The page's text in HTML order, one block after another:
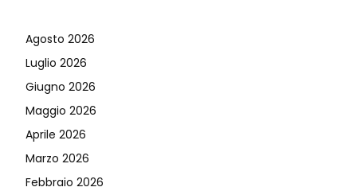
Agosto 2026
Luglio 2026
Giugno 2026
Maggio 2026
Aprile 2026
Marzo 2026
Febbraio 2026